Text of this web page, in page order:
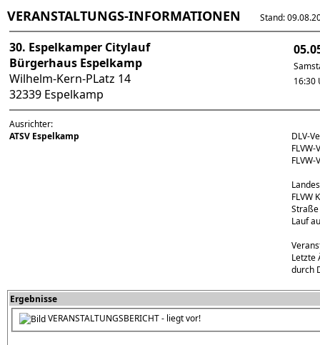
VERANSTALTUNGS-INFORMATIONEN Stand:
30. Espelkamper Citylauf
Bürgerhaus Espelkamp
Wilhelm-Kern-PLatz 14
32339 Espelkamp
16:30
Ausrichter:
ATSV Espelkamp
DLV-
FLVW
Straße
Lauf
Letzte
durch
Ergebnisse
VERANSTALTUNGSBERICHT - liegt vor!